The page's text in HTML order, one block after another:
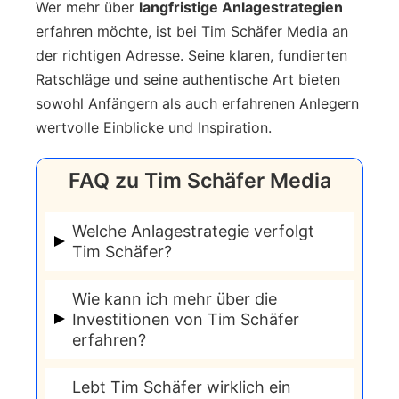
Wer mehr über langfristige Anlagestrategien
erfahren möchte, ist bei Tim Schäfer Media an
der richtigen Adresse. Seine klaren, fundierten
Ratschläge und seine authentische Art bieten
sowohl Anfängern als auch erfahrenen Anlegern
wertvolle Einblicke und Inspiration.
FAQ zu Tim Schäfer Media
Welche Anlagestrategie verfolgt
Tim Schäfer?
Tim Schäfers Hauptanlagestrategie ist
„Buy and Hold“ von Aktien. Er wählt
Aktien sorgfältig aus und hält sie über
Ein wesentlicher Aspekt seiner
Wie kann ich mehr über die
Investitionen von Tim Schäfer
erfahren?
Um mehr über Tim Schäfers
Lebt Tim Schäfer wirklich ein